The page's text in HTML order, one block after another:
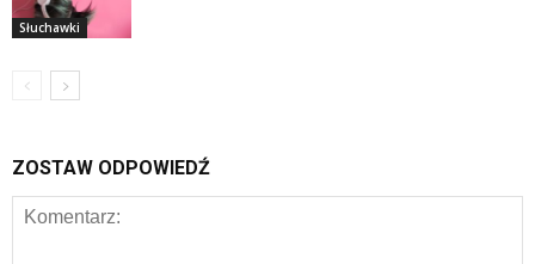
Słuchawki
ZOSTAW ODPOWIEDŹ